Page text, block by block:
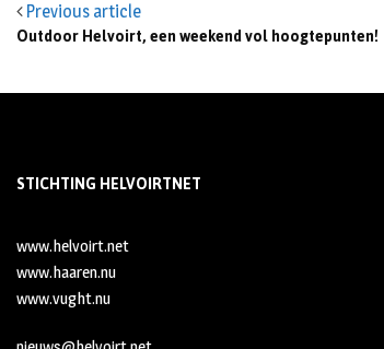
Previous article
Outdoor Helvoirt, een weekend vol hoogtepunten!
STICHTING HELVOIRTNET
www.helvoirt.net
www.haaren.nu
www.vught.nu